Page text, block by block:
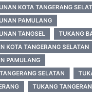
KOTA TANGERANG
PAMULANG
TANGSEL
TUKANG
KOTA TANGERANG SELATAN
PAMULANG
SELATAN
TUKANG